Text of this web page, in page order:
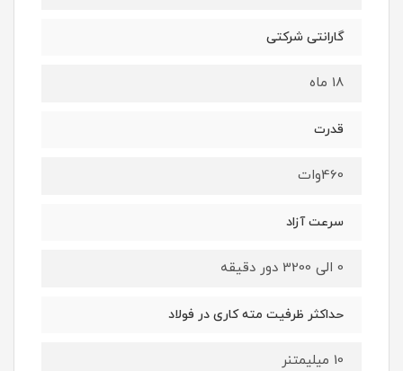
گارانتی شرکتی
18 ماه
قدرت
460وات
سرعت آزاد
0 الی 3200 دور دقیقه
حداکثر ظرفیت مته کاری در فولاد
10 میلیمتنر